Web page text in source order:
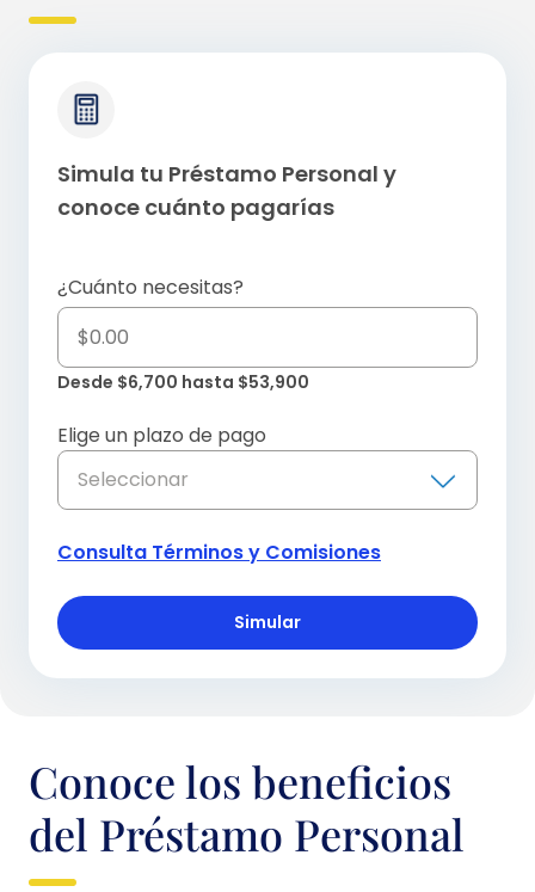
Simula tu Préstamo Personal y
conoce cuánto pagarías
¿Cuánto necesitas?
Desde $6,700 hasta $53,900
Elige un plazo de pago
Seleccionar
Consulta Términos y Comisiones
Simular
Conoce los beneficios
del Préstamo Personal